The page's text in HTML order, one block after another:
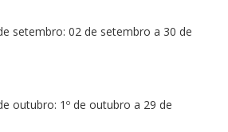
setembro: 02 de setembro a 30 de
outubro: 1º de outubro a 29 de